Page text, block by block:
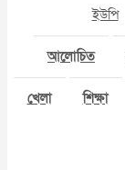
ইউপি
আলোচিত
খেলা শিক্ষা